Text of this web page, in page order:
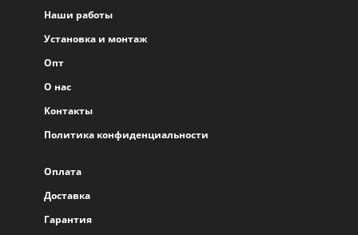
Наши работы
Установка и монтаж
Опт
О нас
Контакты
Политика конфиденциальности
Оплата
Доставка
Гарантия